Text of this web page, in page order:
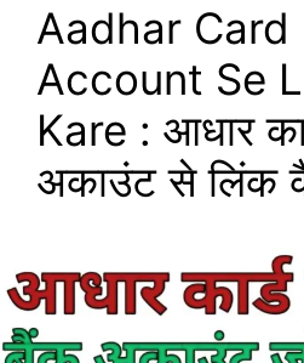
Aadhar Card
Account Se
Kare : आधार
अकाउंट से लिंक